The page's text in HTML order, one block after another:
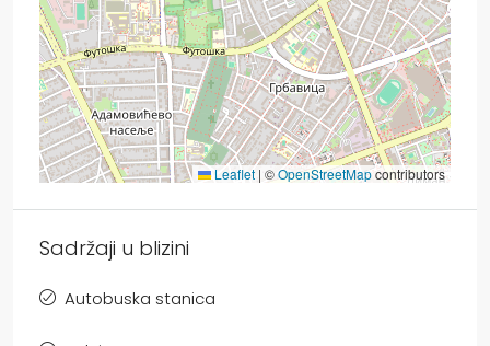
Leaflet | ©OpenStreetMapcontributors
Sadržaji u blizini
Autobuska stanica